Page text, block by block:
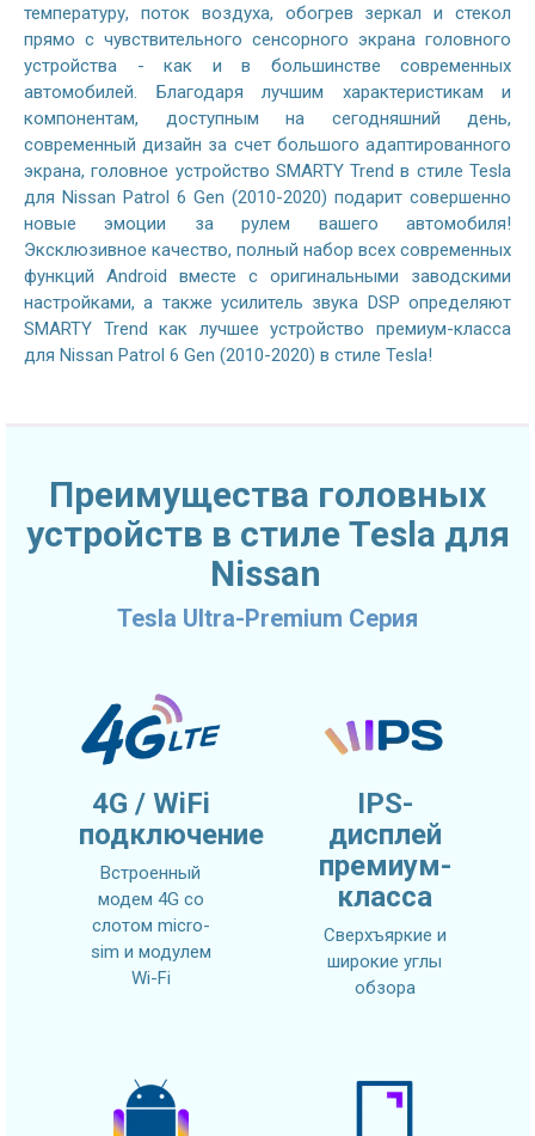
температуру, поток воздуха, обогрев зеркал и стекол
прямо с чувствительного сенсорного экрана головного
устройства - как и в большинстве современных
автомобилей. Благодаря лучшим характеристикам и
компонентам, доступным на сегодняшний день,
современный дизайн за счет большого адаптированного
экрана, головное устройство SMARTY Trend в стиле Tesla
для Nissan Patrol 6 Gen (2010-2020) подарит совершенно
новые эмоции за рулем вашего автомобиля!
Эксклюзивное качество, полный набор всех современных
функций Android вместе с оригинальными заводскими
настройками, а также усилитель звука DSP определяют
SMARTY Trend как лучшее устройство премиум-класса
для Nissan Patrol 6 Gen (2010-2020) в стиле Tesla!
Преимущества головных
устройств в стиле Tesla для
Nissan
Tesla Ultra-Premium Серия
4G / WiFi
подключение
Встроенный
модем 4G со
слотом micro-
sim и модулем
Wi-Fi
IPS-
дисплей
премиум-
класса
Сверхъяркие и
широкие углы
обзора